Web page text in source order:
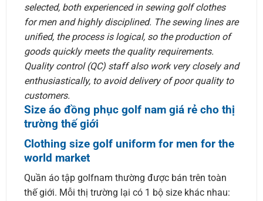
selected, both experienced in sewing golf clothes
for men and highly disciplined. The sewing lines are
unified, the process is logical, so the production of
goods quickly meets the quality requirements.
Quality control (QC) staff also work very closely and
enthusiastically, to avoid delivery of poor quality to
customers.
Size áo đồng phục golf nam giá rẻ cho thị
trường thế giới
Clothing size golf uniform for men for the
world market
Quần áo tập golfnam thường được bán trên toàn
thế giới. Mỗi thị trường lại có 1 bộ size khác nhau: